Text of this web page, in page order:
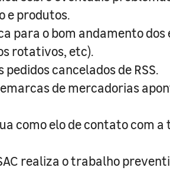
e produtos.
para o bom andamento
rotativos, etc).
cancelados de RSS.
de mercadorias
como elo de contato com
realiza o trabalho